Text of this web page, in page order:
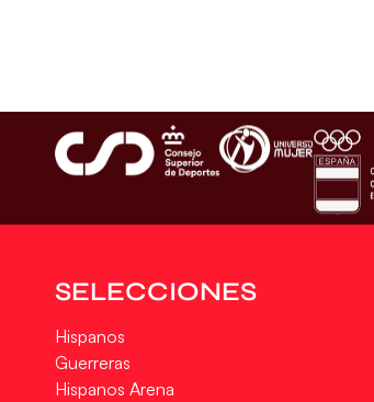
SELECCIONES
Hispanos
Guerreras
Hispanos Arena